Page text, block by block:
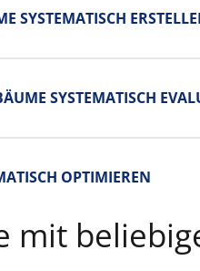
SYSTEMATISCH
SYSTEMATISCH
OPTIMIEREN
mit